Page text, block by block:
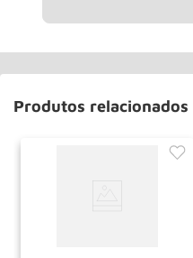
Produtos relacionados